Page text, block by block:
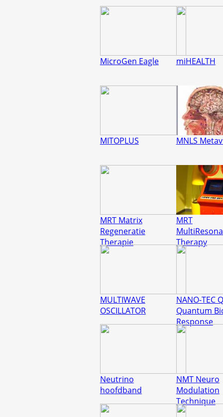
MicroGen Eagle miHEALTH
MITOPLUS MNLS
MRT Matrix
Regeneratie
Therapie
MRT
Therapy
MULTIWAVE
OSCILLATOR
NANO-TEC
Quantum
Response
Neutrino
hoofdband
NMT Neuro
Modulation
Technique